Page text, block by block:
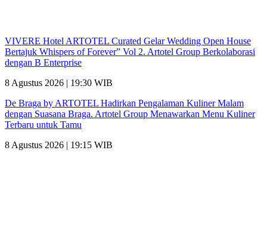
VIVERE Hotel ARTOTEL Curated Gelar Wedding Open House
Bertajuk Whispers of Forever” Vol 2. Artotel Group Berkolaborasi
dengan B Enterprise
8 Agustus 2026 | 19:30 WIB
De Braga by ARTOTEL Hadirkan Pengalaman Kuliner Malam
dengan Suasana Braga. Artotel Group Menawarkan Menu Kuliner
Terbaru untuk Tamu
8 Agustus 2026 | 19:15 WIB